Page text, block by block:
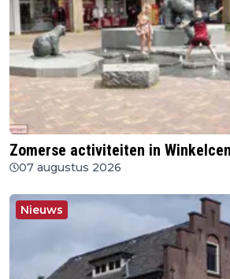
Zomerse activiteiten in
07 augustus 2026
Nieuws